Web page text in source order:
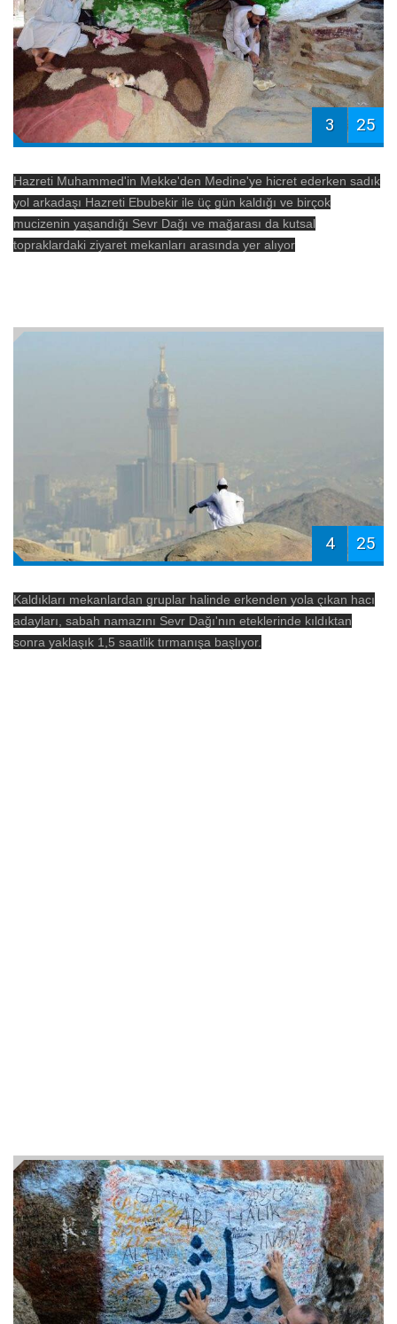
3 25
Hazreti Muhammed'in Mekke'den Medine'ye hicret ederken sadık
yol arkadaşı Hazreti Ebubekir ile üç gün kaldığı ve birçok
mucizenin yaşandığı Sevr Dağı ve mağarası da kutsal
topraklardaki ziyaret mekanları arasında yer alıyor
4 25
Kaldıkları mekanlardan gruplar halinde erkenden yola çıkan hacı
adayları, sabah namazını Sevr Dağı'nın eteklerinde kıldıktan
sonra yaklaşık 1,5 saatlik tırmanışa başlıyor.